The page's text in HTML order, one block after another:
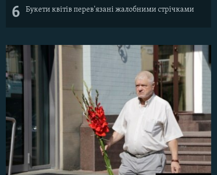
6 Букети квітів перев'язані жалобними стрічками